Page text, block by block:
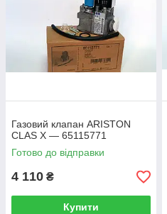
Газовий клапан ARISTON
CLAS X — 65115771
Готово до відправки
4 110 ₴
Купити